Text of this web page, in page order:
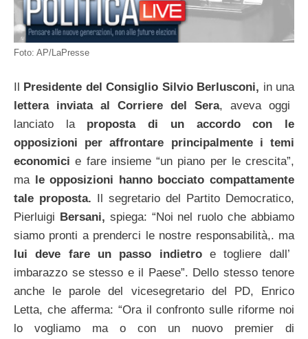
Foto: AP/LaPresse
Il Presidente del Consiglio Silvio Berlusconi, in una
lettera inviata al Corriere del Sera, aveva oggi
lanciato la proposta di un accordo con le
opposizioni per affrontare principalmente i temi
economici e fare insieme “un piano per le crescita”,
ma le opposizioni hanno bocciato compattamente
tale proposta. Il segretario del Partito Democratico,
Pierluigi Bersani, spiega: “Noi nel ruolo che abbiamo
siamo pronti a prenderci le nostre responsabilità,. ma
lui deve fare un passo indietroe togliere dall’
imbarazzo se stesso e il Paese”. Dello stesso tenore
anche le parole del vicesegretario del PD, Enrico
Letta, che afferma: “Ora il confronto sulle riforme noi
lo vogliamo ma o con un nuovo premier di